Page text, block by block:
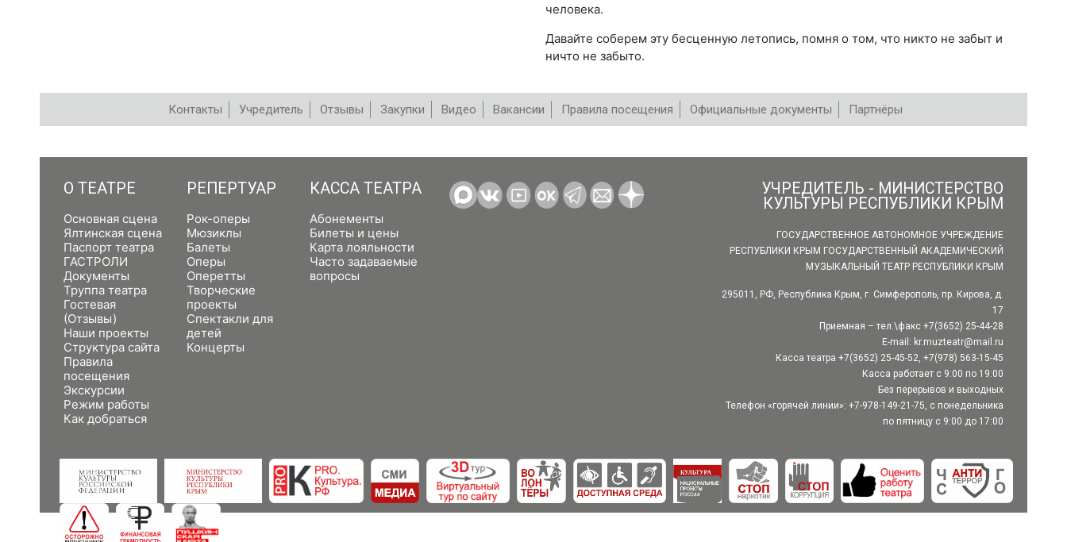
человека.
Давайте соберем эту бесценную летопись, помня о том, что никто не забыт и
ничто не забыто.
Контакты Учредитель Отзывы Закупки Видео Вакансии Правила посещения Официальные документы Партнёры
О ТЕАТРЕ
Основная сцена
Ялтинская сцена
Паспорт театра
ГАСТРОЛИ
Документы
Труппа театра
Гостевая
(Отзывы)
Наши проекты
Структура сайта
Правила
посещения
Экскурсии
Режим работы
Как добраться
РЕПЕРТУАР
Рок-оперы
Мюзиклы
Балеты
Оперы
Оперетты
Творческие
проекты
Спектакли для
детей
Концерты
КАССА ТЕАТРА
Абонементы
Билеты и цены
Карта лояльности
Часто задаваемые
вопросы
УЧРЕДИТЕЛЬ - МИНИСТЕРСТВО
КУЛЬТУРЫ РЕСПУБЛИКИ КРЫМ
ГОСУДАРСТВЕННОЕ АВТОНОМНОЕ УЧРЕЖДЕНИЕ
РЕСПУБЛИКИ КРЫМ ГОСУДАРСТВЕННЫЙ АКАДЕМИЧЕСКИЙ
МУЗЫКАЛЬНЫЙ ТЕАТР РЕСПУБЛИКИ КРЫМ
295011, РФ, Республика Крым, г. Симферополь, пр. Кирова, д.
17
Приемная – тел.\факс +7(3652) 25-44-28
E-mail: kr.muzteatr@mail.ru
Касса театра +7(3652) 25-45-52, +7(978) 563-15-45
Касса работает с 9:00 по 19:00
Без перерывов и выходных
Телефон «горячей линии»: +7-978-149-21-75, с понедельника
по пятницу с 9:00 до 17:00